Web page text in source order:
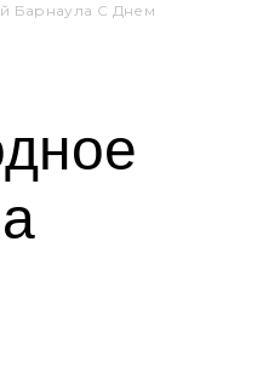
Барнаула С Днем